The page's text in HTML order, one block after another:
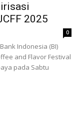
2025
0
Indonesia (BI)
and Flavor Festival
pada Sabtu